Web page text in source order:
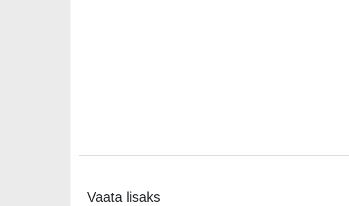
Vaata lisaks